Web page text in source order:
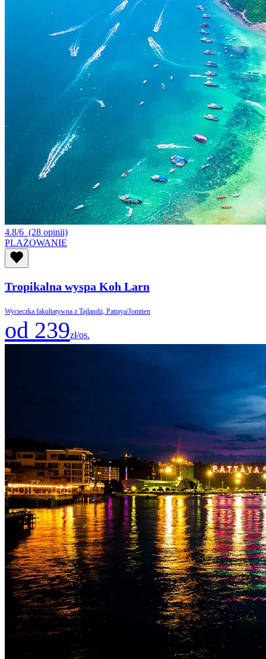
4.8/6 (28 opinii)
PLAŻOWANIE
Tropikalna wyspa Koh Larn
Wycieczka fakultatywna z Tajlandii, Pattaya/Jomtien
od 239zł/os.